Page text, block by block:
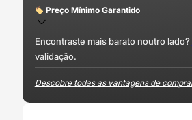
Preço Mínimo Garantido
Encontraste mais barato noutro lado?
validação.
Descobre todas as vantagens de